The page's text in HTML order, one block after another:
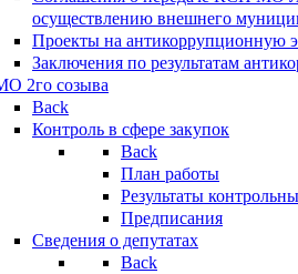
осуществлению внешнего
Проекты на антикоррупционную
Заключения по результатам
2го созыва
Back
Контроль в сфере закупок
Back
План работы
Результаты
Предписания
Сведения о депутатах
Back